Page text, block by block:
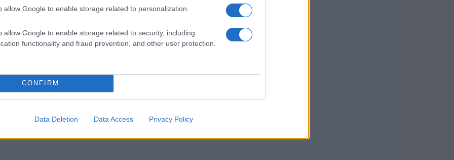
allow Google to enable storage related to personalization.
allow Google to enable storage related to security, including
functionality and fraud prevention, and other user protection.
CONFIRM
Data Deletion Data Access Privacy Policy
è stata prevalentemente positiva. Esperti e
l’impegno dell’azienda verso una maggiore
critici hanno sollevato dubbi sull’efficacia
monitorare i progressi di Apple nel
Le azioni concrete e la trasparenza saranno
e degli investitori.